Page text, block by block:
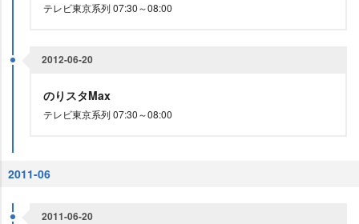
テレビ東京系列 07:30～08:00
2012-06-20
のりスタMax
テレビ東京系列 07:30～08:00
2011-06
2011-06-20